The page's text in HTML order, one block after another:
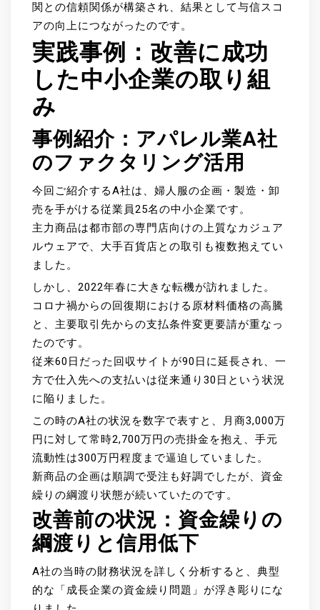
関との信頼関係が構築され、結果として与信スコ
アの向上につながったのです。
実践事例：改善に成功
した中小企業の取り組
み
事例紹介：アパレル業A社
のファクタリング活用
今回ご紹介するA社は、婦人服の企画・製造・卸
売を手がける従業員25名の中小企業です。
主力商品は都市部の専門店向けの上質なカジュア
ルウェアで、大手百貨店との取引も複数抱えてい
ました。
しかし、2022年春に大きな転機が訪れました。
コロナ禍からの回復期における原材料価格の高騰
と、主要取引先からの支払条件変更要請が重なっ
たのです。
従来60日だった回収サイトが90日に延長され、一
方で仕入先への支払いは従来通り30日という状況
に陥りました。
この時のA社の状況を数字で表すと、月商3,000万
円に対して常時2,700万円の売掛金を抱え、手元
流動性は300万円程度まで逼迫していました。
新商品の企画は順調で受注も好調でしたが、資金
繰りの綱渡り状態が続いていたのです。
改善前の状況：資金繰りの
綱渡りと信用低下
A社の当時の財務状況を詳しく分析すると、典型
的な「成長企業の資金繰り問題」が浮き彫りにな